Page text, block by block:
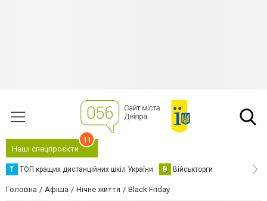
Наші спецпроєкти
11
Т ТОП кращих дистанційних шкіл України В Військторги
Головна Афіша Нічне життя Black Friday